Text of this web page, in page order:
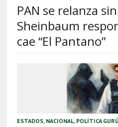
PAN se relanza
Sheinbaum
cae “El Pantano”
ESTADOS, NACIONAL, POLÍTICA GURÚ